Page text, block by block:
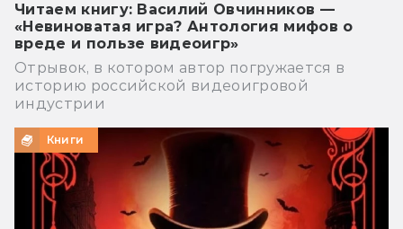
Читаем книгу: Василий Овчинников —
«Невиноватая игра? Антология мифов о
вреде и пользе видеоигр»
Отрывок, в котором автор погружается в
историю российской видеоигровой
индустрии
Книги